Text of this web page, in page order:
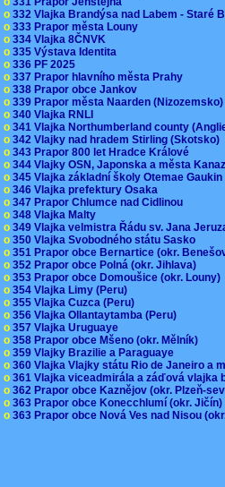
o 332 Vlajka Brandýsa nad Labem - Staré
o 333 Prapor města Louny
o 334 Vlajka 8ČNVK
o 335 Výstava Identita
o 336 PF 2025
o 337 Prapor hlavního města Prahy
o 338 Prapor obce Jankov
o 339 Prapor města Naarden
o 340 Vlajka RNLI
o 341 Vlajka Northumberland county
o 342 Vlajky nad hradem Stirling (Skotsko)
o 343 Prapor 800 let Hradce Králové
o 344 Vlajky OSN, Japonska a města
o 345 Vlajka základní školy Otemae
o 346 Vlajka prefektury Osaka
o 347 Prapor Chlumce nad Cidlinou
o 348 Vlajka Malty
o 349 Vlajka velmistra Řádu sv. Jana
o 350 Vlajka Svobodného státu Sasko
o 351 Prapor obce Bernartice (okr.
o 352 Prapor obce Polná (okr. Jihlava)
o 353 Prapor obce Domoušice (okr. Louny)
o 354 Vlajka Limy (Peru)
o 355 Vlajka Cuzca (Peru)
o 356 Vlajka Ollantaytamba (Peru)
o 357 Vlajka Uruguaye
o 358 Prapor obce Mšeno (okr. Mělník)
o 359 Vlajky Brazilie a Paraguaye
o 360 Vlajka Vlajky státu Rio de Janeiro a
o 361 Vlajka viceadmirála a záďová
o 362 Prapor obce Kaznějov (okr. Plzeň-
o 363 Prapor obce Konecchlumí (okr.
o 363 Prapor obce Nová Ves nad Nisou